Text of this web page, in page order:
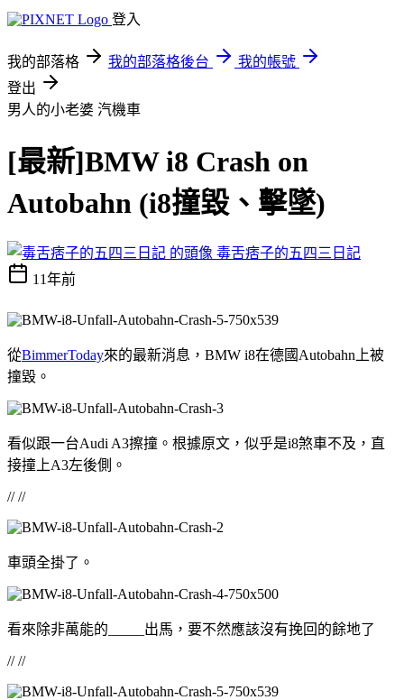
登入
我的部落格 我的部落格後台
我的帳號
登出
男人的小老婆 汽機車
[最新]BMW i8 Crash on
Autobahn (i8撞毀、擊墜)
毒舌痞子的五四三日記
11年前
從BimmerToday來的最新消息，BMW i8在德國Autobahn上被
撞毀。
看似跟一台Audi A3擦撞。根據原文，似乎是i8煞車不及，直
接撞上A3左後側。
// //
車頭全掛了。
看來除非萬能的_____出馬，要不然應該沒有挽回的餘地了
// //